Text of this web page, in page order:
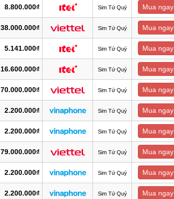
8.800.000₫ Sim Tứ Quý Mua ngay
38.000.000₫ Sim Tứ Quý Mua ngay
5.141.000₫ Sim Tứ Quý Mua ngay
16.600.000₫ Sim Tứ Quý Mua ngay
70.000.000₫ Sim Tứ Quý Mua ngay
2.200.000₫ Sim Tứ Quý Mua ngay
2.200.000₫ Sim Tứ Quý Mua ngay
79.000.000₫ Sim Tứ Quý Mua ngay
2.200.000₫ Sim Tứ Quý Mua ngay
2.200.000₫ Sim Tứ Quý Mua ngay